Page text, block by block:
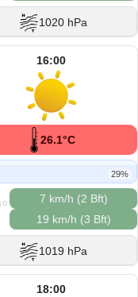
1020 hPa
16:00
26.1°C
29%
O
7 km/h (2 Bft)
19 km/h (3 Bft)
1019 hPa
18:00